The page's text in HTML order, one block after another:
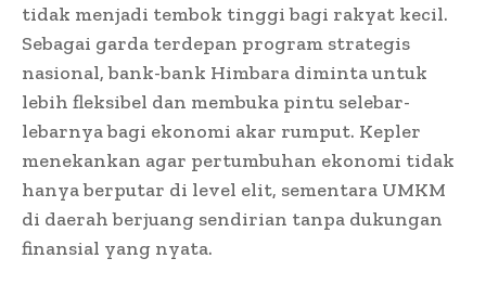
tidak menjadi tembok tinggi bagi rakyat kecil.
Sebagai garda terdepan program strategis
nasional, bank-bank Himbara diminta untuk
lebih fleksibel dan membuka pintu selebar-
lebarnya bagi ekonomi akar rumput. Kepler
menekankan agar pertumbuhan ekonomi tidak
hanya berputar di level elit, sementara UMKM
di daerah berjuang sendirian tanpa dukungan
finansial yang nyata.